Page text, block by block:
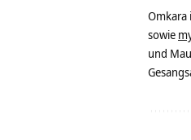
Omkara
sowie
und